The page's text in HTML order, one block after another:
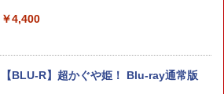
スコントローラー【PlayStation®公式ラ
シンプル ミニマル PUレザー 革 カバー
ト プレゼント 送料無料
￥4,400
【BLU-R】超かぐや姫！ Blu-ray通常版